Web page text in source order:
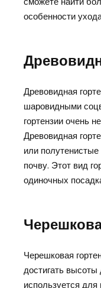
особенности
Древовидная
шаровидными
гортензии очень
Древовидная
или
почву. Этот вид
одиночных
Черешковая
достигать высоты
используется для